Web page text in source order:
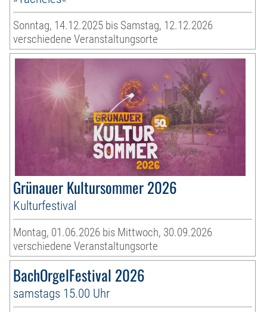
Sonntag, 14.12.2025 bis Samstag, 12.12.2026
verschiedene Veranstaltungsorte
Grünauer Kultursommer 2026
Kulturfestival
Montag, 01.06.2026 bis Mittwoch, 30.09.2026
verschiedene Veranstaltungsorte
BachOrgelFestival 2026
samstags 15.00 Uhr